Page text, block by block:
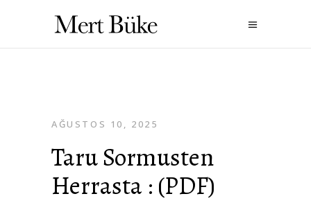
AĞUSTOS 10, 2025
Taru Sormusten
Herrasta : (PDF)